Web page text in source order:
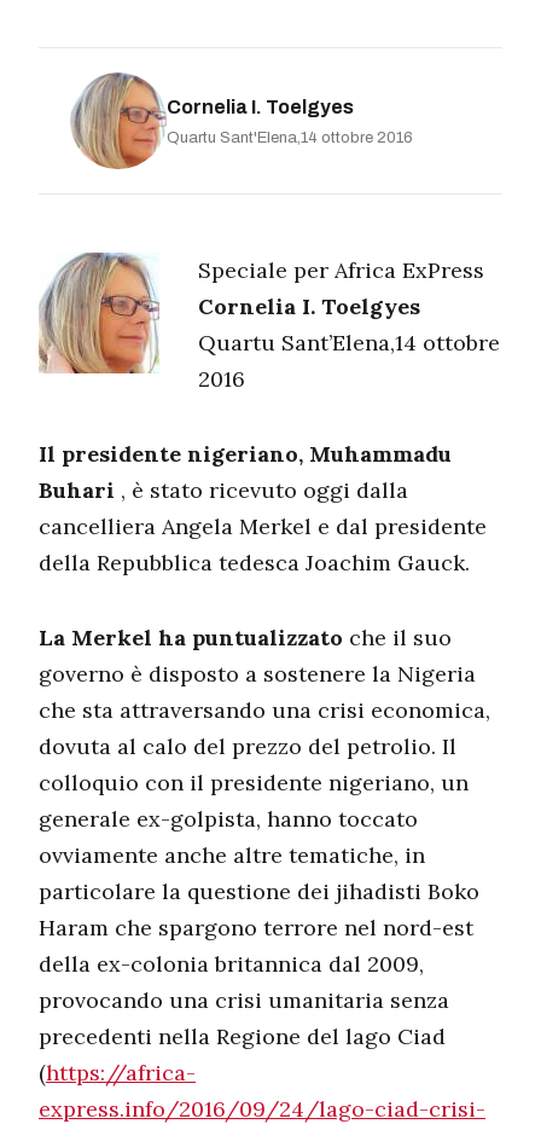
Cornelia I. Toelgyes
Quartu Sant'Elena,14 ottobre 2016
Speciale per Africa ExPress
Cornelia I. Toelgyes
Quartu Sant’Elena,14 ottobre
2016
Il presidente nigeriano, Muhammadu
Buhari , è stato ricevuto oggi dalla
cancelliera Angela Merkel e dal presidente
della Repubblica tedesca Joachim Gauck.
La Merkel ha puntualizzato che il suo
governo è disposto a sostenere la Nigeria
che sta attraversando una crisi economica,
dovuta al calo del prezzo del petrolio. Il
colloquio con il presidente nigeriano, un
generale ex-golpista, hanno toccato
ovviamente anche altre tematiche, in
particolare la questione dei jihadisti Boko
Haram che spargono terrore nel nord-est
della ex-colonia britannica dal 2009,
provocando una crisi umanitaria senza
precedenti nella Regione del lago Ciad
(https://africa-
express.info/2016/09/24/lago-ciad-crisi-